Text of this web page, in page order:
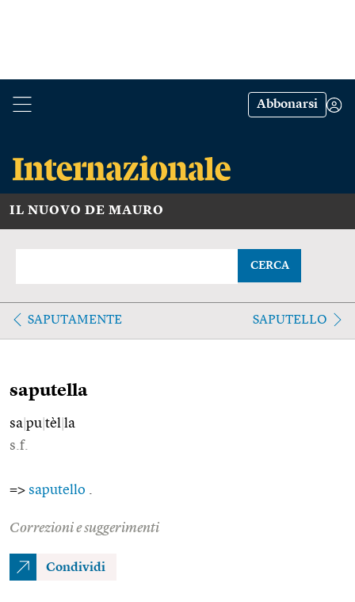
Abbonarsi
IL NUOVO DE MAURO
CERCA
SAPUTAMENTE SAPUTELLO
saputella
sa pu tèl la
s.f.
=> saputello
Correzioni e suggerimenti
Condividi